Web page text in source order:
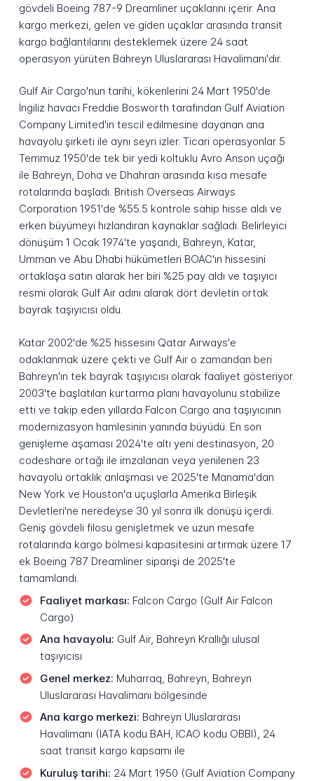
gövdeli Boeing 787-9 Dreamliner uçaklarını içerir. Ana
kargo merkezi, gelen ve giden uçaklar arasında transit
kargo bağlantılarını desteklemek üzere 24 saat
operasyon yürüten Bahreyn Uluslararası Havalimanı'dır.
Gulf Air Cargo'nun tarihi, kökenlerini 24 Mart 1950'de
İngiliz havacı Freddie Bosworth tarafından Gulf Aviation
Company Limited'in tescil edilmesine dayanan ana
havayolu şirketi ile aynı seyri izler. Ticari operasyonlar 5
Temmuz 1950'de tek bir yedi koltuklu Avro Anson uçağı
ile Bahreyn, Doha ve Dhahran arasında kısa mesafe
rotalarında başladı. British Overseas Airways
Corporation 1951'de %55.5 kontrole sahip hisse aldı ve
erken büyümeyi hızlandıran kaynaklar sağladı. Belirleyici
dönüşüm 1 Ocak 1974'te yaşandı, Bahreyn, Katar,
Umman ve Abu Dhabi hükümetleri BOAC'ın hissesini
ortaklaşa satın alarak her biri %25 pay aldı ve taşıyıcı
resmi olarak Gulf Air adını alarak dört devletin ortak
bayrak taşıyıcısı oldu.
Katar 2002'de %25 hissesini Qatar Airways'e
odaklanmak üzere çekti ve Gulf Air o zamandan beri
Bahreyn'ın tek bayrak taşıyıcısı olarak faaliyet gösteriyor.
2003'te başlatılan kurtarma planı havayolunu stabilize
etti ve takip eden yıllarda Falcon Cargo ana taşıyıcının
modernizasyon hamlesinin yanında büyüdü. En son
genişleme aşaması 2024'te altı yeni destinasyon, 20
codeshare ortağı ile imzalanan veya yenilenen 23
havayolu ortaklık anlaşması ve 2025'te Manama'dan
New York ve Houston'a uçuşlarla Amerika Birleşik
Devletleri'ne neredeyse 30 yıl sonra ilk dönüşü içerdi.
Geniş gövdeli filosu genişletmek ve uzun mesafe
rotalarında kargo bölmesi kapasitesini artırmak üzere 17
ek Boeing 787 Dreamliner siparişi de 2025'te
tamamlandı.
Faaliyet markası: Falcon Cargo (Gulf Air Falcon
Cargo)
Ana havayolu: Gulf Air, Bahreyn Krallığı ulusal
taşıyıcısı
Genel merkez: Muharraq, Bahreyn, Bahreyn
Uluslararası Havalimanı bölgesinde
Ana kargo merkezi: Bahreyn Uluslararası
Havalimanı (IATA kodu BAH, ICAO kodu OBBI), 24
saat transit kargo kapsamı ile
Kuruluş tarihi: 24 Mart 1950 (Gulf Aviation Company